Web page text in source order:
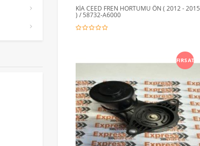
KİA CEED FREN HORTUMU ÖN ( 2012 - 2015
) / 58732-A6000
FIRSAT